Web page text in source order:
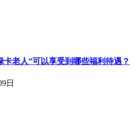
卡老人”可以享受到哪些福利待遇？
日